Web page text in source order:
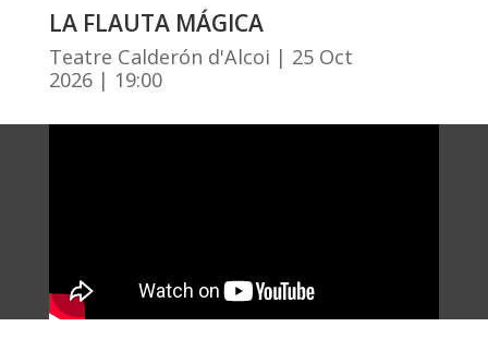
LA FLAUTA MÁGICA
Teatre Calderón d'Alcoi | 25 Oct
2026 | 19:00